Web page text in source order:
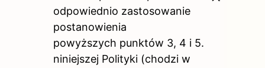
odpowiednio zastosowanie
postanowienia
powyższych punktów 3, 4 i 5.
niniejszej Polityki (chodzi w